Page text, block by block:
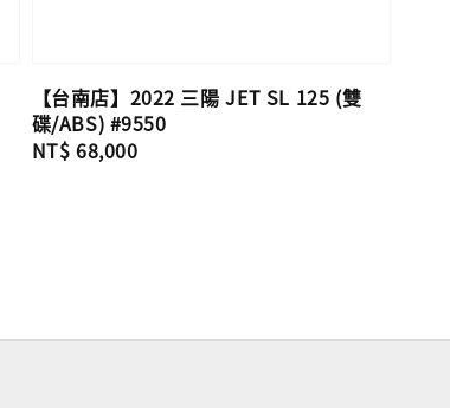
【台南店】2022 三陽 JET SL 125 (雙
碟/ABS) #9550
Regular
NT$ 68,000